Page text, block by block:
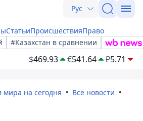
Рус
СтатьиПроисшествияПраво
#Казахстан в сравнении
$469.93 €541.64 ₽5.71
мира на сегодня
Все новости